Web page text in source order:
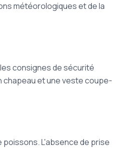
météorologiques et de la
consignes de sécurité
chapeau et une veste coupe-
poissons. L'absence de prise